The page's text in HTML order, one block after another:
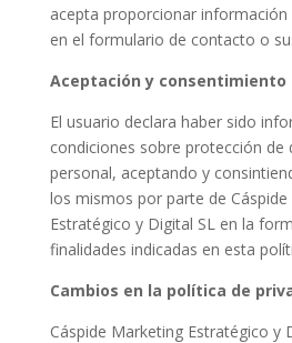
acepta proporcionar
en el formulario de contacto o
Aceptación y consentimiento
El usuario declara haber sido
condiciones sobre protección de
personal, aceptando y
los mismos por parte de
Estratégico y Digital SL en la
finalidades indicadas en esta
Cambios en la política de
Cáspide Marketing Estratégico y